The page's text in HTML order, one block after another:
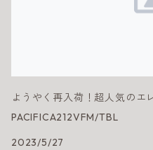
ようやく再入荷！超人気のエ
PACIFICA212VFM/TBL
2023/5/27